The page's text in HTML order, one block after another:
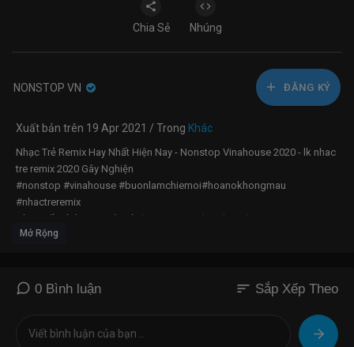
Chia Sẻ Nhúng
NONSTOP VN ĐĂNG KÝ
Xuất bản trên 19 Apr 2021 / Trong Khác
Nhạc Trẻ Remix Hay Nhất Hiện Nay - Nonstop Vinahouse 2020 - lk nhac
tre remix 2020 Gây Nghiện
#nonstop #vinahouse #buonlamchiemoi#hoanokhongmau
#nhactreremix
Nhạc gốc Tình Bạn Diệu Kì : https://youtu.be/_lUwPb6w0pw​​
NCT:https://www.nhaccuatui.com/bai....-hat/tinh-ban-dieu-k
Mix Remix 2021 Mới Nhất Hiện Nay
Nhạc Trẻ Remix, Việt Mix NONSTOP 2020 Vinahouse, LK Nhạc Trẻ
Mở Rộng
0 Bình luận sort Sắp Xếp Theo